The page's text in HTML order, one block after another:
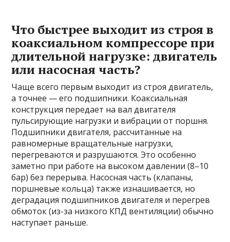
Что быстрее выходит из строя в
коаксиальном компрессоре при
длительной нагрузке: двигатель
или насосная часть?
Чаще всего первым выходит из строя двигатель,
а точнее — его подшипники. Коаксиальная
конструкция передает на вал двигателя
пульсирующие нагрузки и вибрации от поршня.
Подшипники двигателя, рассчитанные на
равномерные вращательные нагрузки,
перегреваются и разрушаются. Это особенно
заметно при работе на высоком давлении (8–10
бар) без перерыва. Насосная часть (клапаны,
поршневые кольца) также изнашивается, но
деградация подшипников двигателя и перегрев
обмоток (из-за низкого КПД вентиляции) обычно
наступает раньше.